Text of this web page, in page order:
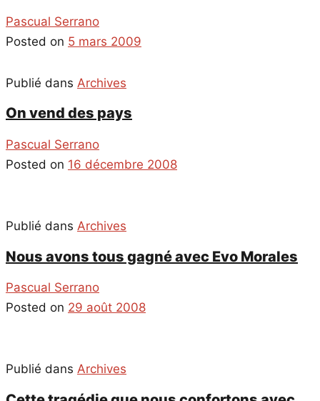
Pascual Serrano
Posted on 5 mars 2009
Publié dans Archives
On vend des pays
Pascual Serrano
Posted on 16 décembre 2008
Publié dans Archives
Nous avons tous gagné avec Evo Morales
Pascual Serrano
Posted on 29 août 2008
Publié dans Archives